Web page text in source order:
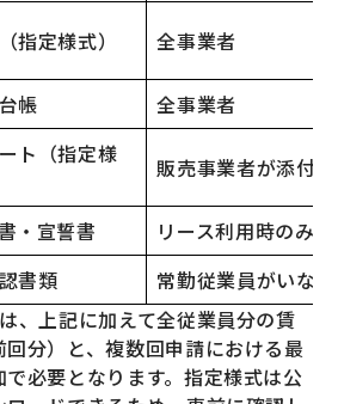
指定様式） 全事業者
帳
全事業者
ト（指定様
販売事業者が添付
・宣誓書
リース利用時のみ
書類
常勤従業員がいな
、上記に加えて全従業員分の賃
分）と、複数回申請における最
必要となります。指定様式は公